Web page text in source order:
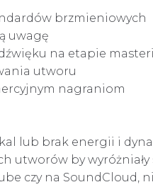
brzmieniowych
uwagę
na etapie
utworu
nagraniom
lub brak energii i
utworów by
czy na SoundCloud,